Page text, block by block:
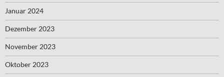
Januar 2024
Dezember 2023
November 2023
Oktober 2023